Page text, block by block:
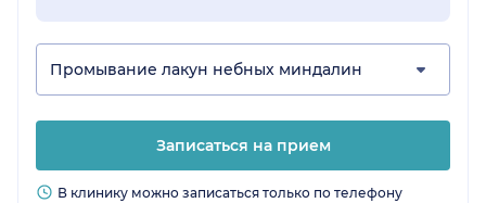
Промывание лакун небных миндалин
Записаться на прием
В клинику можно записаться только по телефону